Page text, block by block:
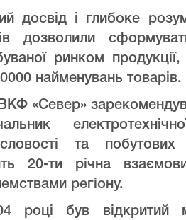
досвід і глибоке
дозволили
ринком
найменувань товарів.
«Север»
та
20-ти річна
регіону.
році був відкритий